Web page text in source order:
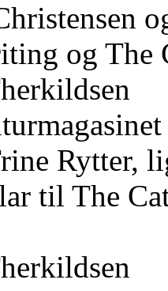
og The
Rytter,
til The